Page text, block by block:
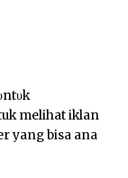
melihat iklan
yang bisa аnԁа